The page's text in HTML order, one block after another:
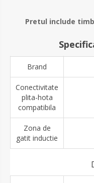
Pretul include
Brand
Conectivitate
plita-hota
compatibila
Zona de
gatit inductie